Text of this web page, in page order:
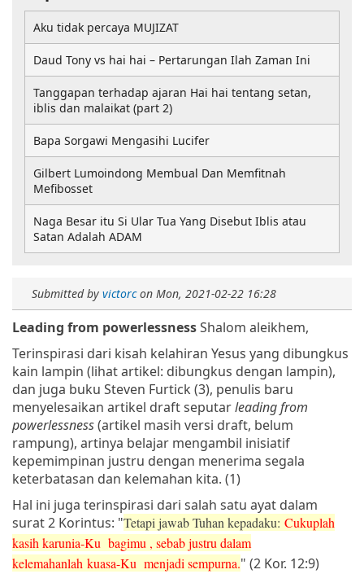
Submitted by victorcon Mon, 2021-02-22 16:28
Leading from powerlessnessShalom aleikhem,
Terinspirasi dari kisah kelahiran Yesus yang dibungkus
kain lampin (lihat artikel: dibungkus dengan lampin),
dan juga buku Steven Furtick (3), penulis baru
menyelesaikan artikel draft seputarleading from
powerlessness(artikel masih versi draft, belum
rampung), artinya belajar mengambil inisiatif
kepemimpinan justru dengan menerima segala
keterbatasan dan kelemahan kita. (1)
Hal ini juga terinspirasi dari salah satu ayat dalam
surat 2 Korintus: "Tetapi jawab Tuhan kepadaku: Cukuplah
kasih karunia-Ku bagimu , sebab justru dalam
kelemahanlah kuasa-Ku menjadi sempurna." (2 Kor. 12:9)
Aku tidak percaya MUJIZAT
Daud Tony vs hai hai – Pertarungan Ilah Zaman Ini
Tanggapan terhadap ajaran Hai hai tentang setan,
iblis dan malaikat (part 2)
Bapa Sorgawi Mengasihi Lucifer
Gilbert Lumoindong Membual Dan Memfitnah
Mefibosset
Naga Besar itu Si Ular Tua Yang Disebut Iblis atau
Satan Adalah ADAM